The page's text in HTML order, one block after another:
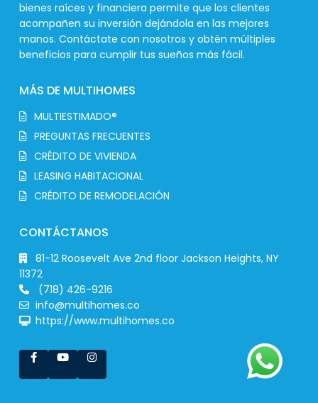
bienes raíces y financiera permite que los clientes
acompañen su inversión dejándola en las mejores
manos. Contáctate con nosotros y obtén múltiples
beneficios para cumplir tus sueños más fácil.
MÁS DE MULTIHOMES
MULTIESTIMADO®
PREGUNTAS FRECUENTES
CRÉDITO DE VIVIENDA
LEASING HABITACIONAL
CRÉDITO DE REMODELACIÓN
CONTÁCTANOS
81-12 Roosevelt Ave 2nd floor Jackson Heights, NY
11372
(718) 426-9216
info@multihomes.co
https://www.multihomes.co